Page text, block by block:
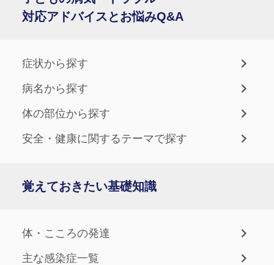
対応アドバイスとお悩みQ&A
症状から探す
病名から探す
体の部位から探す
安全・健康に関するテーマで探す
覚えておきたい基礎知識
体・こころの発達
主な感染症一覧